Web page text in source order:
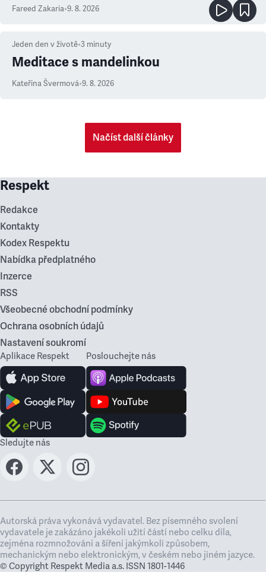
Fareed Zakaria•9. 8. 2026
Jeden den v životě•3 minuty
Meditace s mandelinkou
Kateřina Švermová•9. 8. 2026
Načíst další články
Respekt
Redakce
Kontakty
Kodex Respektu
Nabídka předplatného
Inzerce
RSS
Všeobecné obchodní podmínky
Ochrana osobních údajů
Nastavení soukromí
Aplikace Respekt Poslouchejte nás
Sledujte nás
Autorská práva vykonává vydavatel. Bez písemného svolení
vydavatele je zakázáno jakékoli užití částí nebo celku díla,
zejména rozmnožování a šíření jakýmkoli způsobem,
mechanickým nebo elektronickým, v českém nebo jiném jazyce.
© Copyright Respekt Media a.s. ISSN 1801-1446